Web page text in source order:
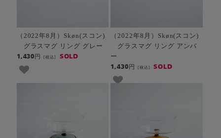
（2022年8月）Skøn(スコン)
グラスマグ リング グレー
1,430円[税込] SOLD
（2022年8月）Skøn(スコン)
グラスマグ リング アンバ
ー
1,430円 [税込] SOLD